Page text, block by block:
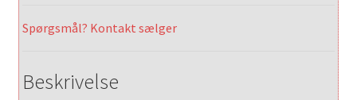
Spørgsmål? Kontakt sælger
Beskrivelse